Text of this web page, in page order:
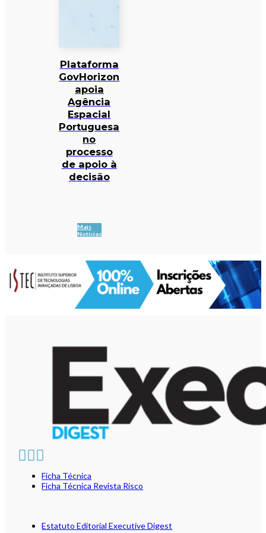
Plataforma
GovHorizon
apoia
Agência
Espacial
Portuguesa
no
processo
de apoio à
decisão
Mais
Notícias
Ficha Técnica
Ficha Técnica Revista Risco
Estatuto Editorial Executive Digest